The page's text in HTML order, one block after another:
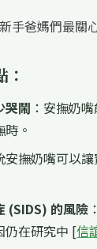
手爸媽們最關
哭鬧 ：安撫奶
。
安撫奶嘴可以
(SIDS) 的風險
仍在研究中 [信